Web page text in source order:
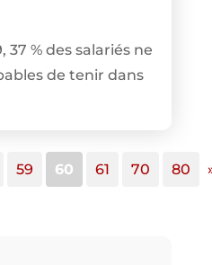
37 % des salariés ne
de tenir dans
59 60 61 70 80